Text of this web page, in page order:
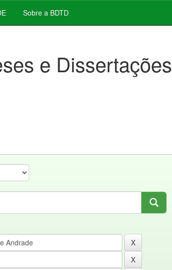
Sobre a BDTD
e Dissertações